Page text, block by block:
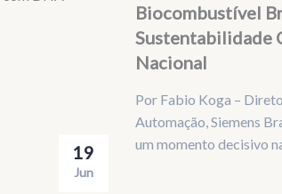
19
Jun
Biocombustível
Sustentabilidade
Nacional
Por Fabio Koga –
Automação, Siemens
um momento decisivo